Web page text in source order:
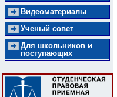
Видеоматериалы
Ученый совет
Для школьников и
поступающих